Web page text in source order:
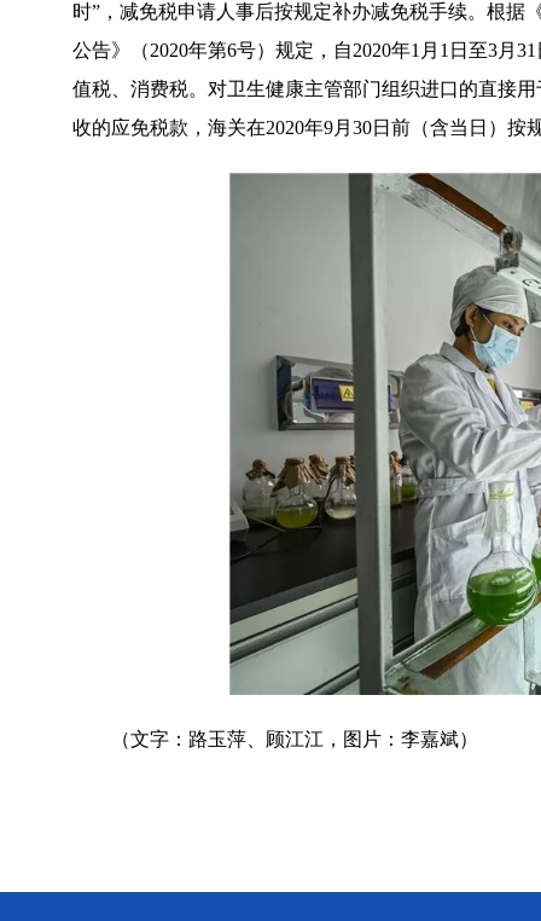
时”，减免税申请人事后按规定补办减免税手续。根
公告》（2020年第6号）规定，自2020年1月1日至3月
值税、消费税。对卫生健康主管部门组织进口的直接
收的应免税款，海关在2020年9月30日前（含当日）按
（文字：路玉萍、顾江江， 图片：李嘉斌）